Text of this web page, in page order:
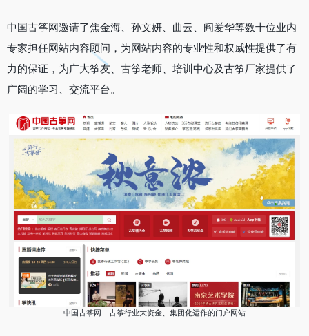
中国古筝网邀请了焦金海、孙文妍、曲云、阎爱华等数十位业内
专家担任网站内容顾问，为网站内容的专业性和权威性提供了有
力的保证，为广大筝友、古筝老师、培训中心及古筝厂家提供了
广阔的学习、交流平台。
中国古筝网 - 古筝行业大资金、集团化运作的门户网站